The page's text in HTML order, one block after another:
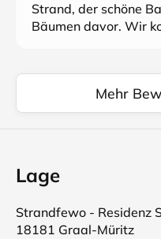
Strand, der schöne
Bäumen davor. Wir
Mehr
Lage
Strandfewo - Residenz
18181 Graal-Müritz